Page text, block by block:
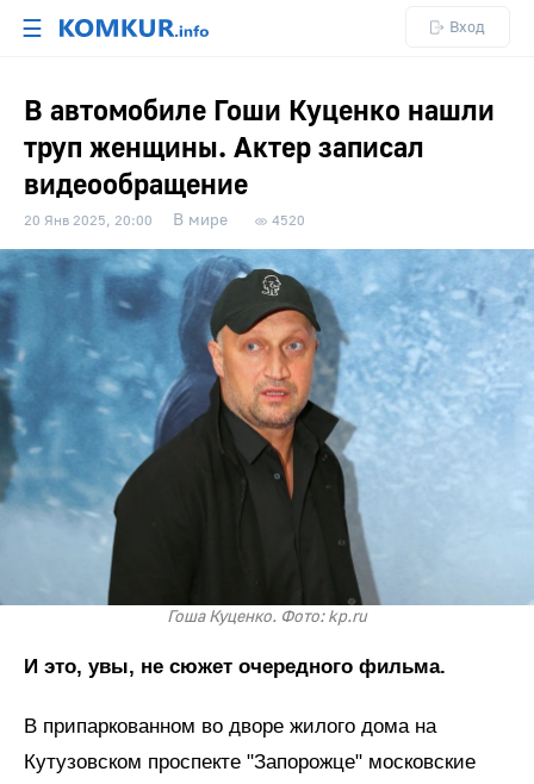
☰ Вход
В автомобиле Гоши Куценко нашли
труп женщины. Актер записал
видеообращение
20 Янв 2025, 20:00 В мире 4520
Гоша Куценко. Фото: kp.ru
И это, увы, не сюжет очередного фильма.
В припаркованном во дворе жилого дома на
Кутузовском проспекте "Запорожце" московские